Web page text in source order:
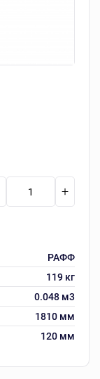
РАФФ
119 кг
0.048 м3
1810 мм
120 мм
+